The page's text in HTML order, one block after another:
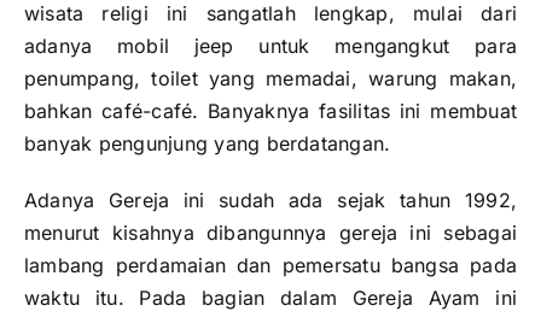
wisata religi ini sangatlah lengkap, mulai dari
adanya mobil jeep untuk mengangkut para
penumpang, toilet yang memadai, warung makan,
bahkan café-café. Banyaknya fasilitas ini membuat
banyak pengunjung yang berdatangan.
Adanya Gereja ini sudah ada sejak tahun 1992,
menurut kisahnya dibangunnya gereja ini sebagai
lambang perdamaian dan pemersatu bangsa pada
waktu itu. Pada bagian dalam Gereja Ayam ini